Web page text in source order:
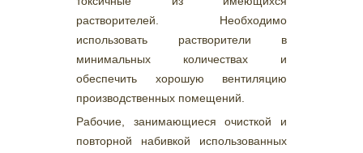
растворителей. Необходимо
использовать растворители в
минимальных количествах и
обеспечить хорошую вентиляцию
производственных помещений.
Рабочие, занимающиеся очисткой и
повторной набивкой использованных